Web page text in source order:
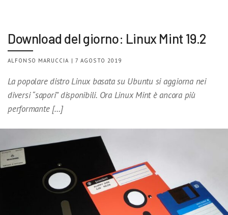
Download del giorno: Linux Mint 19.2
ALFONSO MARUCCIA | 7 AGOSTO 2019
La popolare distro Linux basata su Ubuntu si aggiorna nei
diversi “sapori” disponibili. Ora Linux Mint è ancora più
performante […]